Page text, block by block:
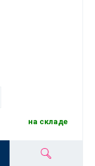
на складе